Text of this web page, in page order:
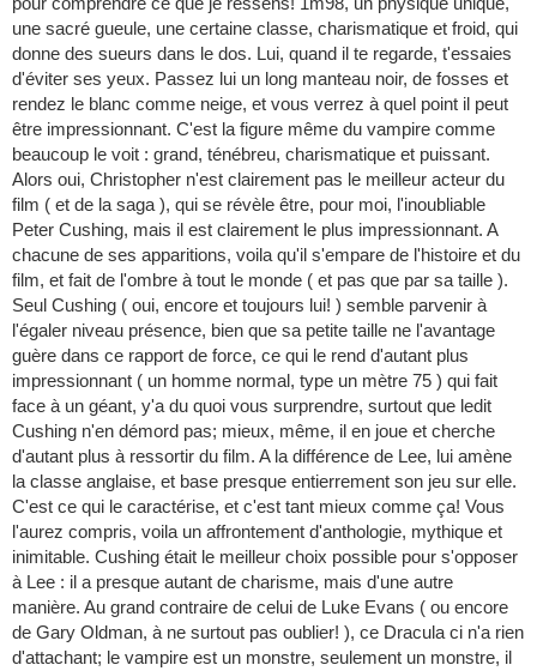
une sacré gueule, une certaine classe, charismatique et froid, qui
donne des sueurs dans le dos. Lui, quand il te regarde, t'essaies
d'éviter ses yeux. Passez lui un long manteau noir, de fosses et
rendez le blanc comme neige, et vous verrez à quel point il peut
être impressionnant. C'est la figure même du vampire comme
beaucoup le voit : grand, ténébreu, charismatique et puissant.
Alors oui, Christopher n'est clairement pas le meilleur acteur du
film ( et de la saga ), qui se révèle être, pour moi, l'inoubliable
Peter Cushing, mais il est clairement le plus impressionnant. A
chacune de ses apparitions, voila qu'il s'empare de l'histoire et du
film, et fait de l'ombre à tout le monde ( et pas que par sa taille ).
Seul Cushing ( oui, encore et toujours lui! ) semble parvenir à
l'égaler niveau présence, bien que sa petite taille ne l'avantage
guère dans ce rapport de force, ce qui le rend d'autant plus
impressionnant ( un homme normal, type un mètre 75 ) qui fait
face à un géant, y'a du quoi vous surprendre, surtout que ledit
Cushing n'en démord pas; mieux, même, il en joue et cherche
d'autant plus à ressortir du film. A la différence de Lee, lui amène
la classe anglaise, et base presque entierrement son jeu sur elle.
C'est ce qui le caractérise, et c'est tant mieux comme ça! Vous
l'aurez compris, voila un affrontement d'anthologie, mythique et
inimitable. Cushing était le meilleur choix possible pour s'opposer
à Lee : il a presque autant de charisme, mais d'une autre
manière. Au grand contraire de celui de Luke Evans ( ou encore
de Gary Oldman, à ne surtout pas oublier! ), ce Dracula ci n'a rien
d'attachant; le vampire est un monstre, seulement un monstre, il